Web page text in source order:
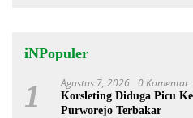
iNPopuler
1 Agustus 7, 2026 0 Komentar
Korsleting Diduga Picu
Purworejo Terbakar